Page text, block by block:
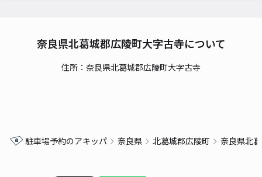
奈良県北葛城郡広陵町大字古寺について
住所：奈良県北葛城郡広陵町大字古寺
駐車場予約のアキッパ 奈良県 北葛城郡広陵町 奈良県北